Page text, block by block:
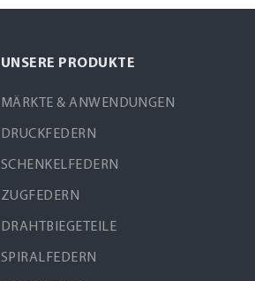
UNSERE PRODUKTE
MÄRKTE & ANWENDUNGEN
DRUCKFEDERN
SCHENKELFEDERN
ZUGFEDERN
DRAHTBIEGETEILE
SPIRALFEDERN